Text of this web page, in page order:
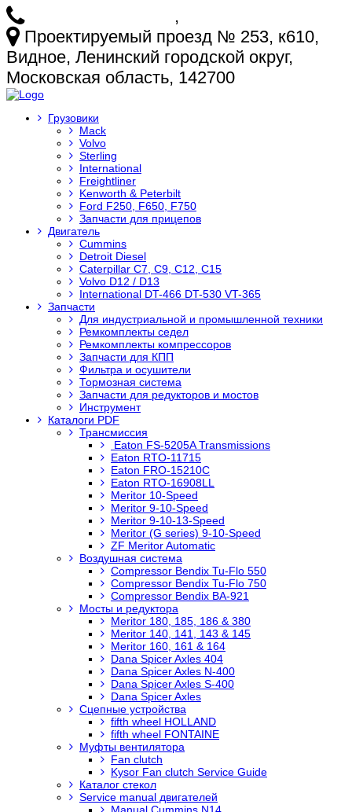
,
Проектируемый проезд № 253, к610,
Видное, Ленинский городской округ,
Московская область, 142700
Грузовики
Mack
Volvo
Sterling
International
Freightliner
Kenworth & Peterbilt
Ford F250, F650, F750
Запчасти для прицепов
Двигатель
Cummins
Detroit Diesel
Caterpillar C7, C9, C12, C15
Volvo D12 / D13
International DT-466 DT-530 VT-365
Запчасти
Для индустриальной и промышленной техники
Ремкомплекты седел
Ремкомплекты компрессоров
Запчасти для КПП
Фильтра и осушители
Тормозная система
Запчасти для редукторов и мостов
Инструмент
Каталоги PDF
Трансмиссия
Eaton FS-5205A Transmissions
Eaton RTO-11715
Eaton FRO-15210C
Eaton RTO-16908LL
Meritor 10-Speed
Meritor 9-10-Speed
Meritor 9-10-13-Speed
Meritor (G series) 9-10-Speed
ZF Meritor Automatic
Воздушная система
Compressor Bendix Tu-Flo 550
Compressor Bendix Tu-Flo 750
Compressor Bendix BA-921
Мосты и редуктора
Meritor 180, 185, 186 & 380
Meritor 140, 141, 143 & 145
Meritor 160, 161 & 164
Dana Spicer Axles 404
Dana Spicer Axles N-400
Dana Spicer Axles S-400
Dana Spicer Axles
Сцепные устройства
fifth wheel HOLLAND
fifth wheel FONTAINE
Муфты вентилятора
Fan clutch
Kysor Fan clutch Service Guide
Каталог стекол
Service manual двигателей